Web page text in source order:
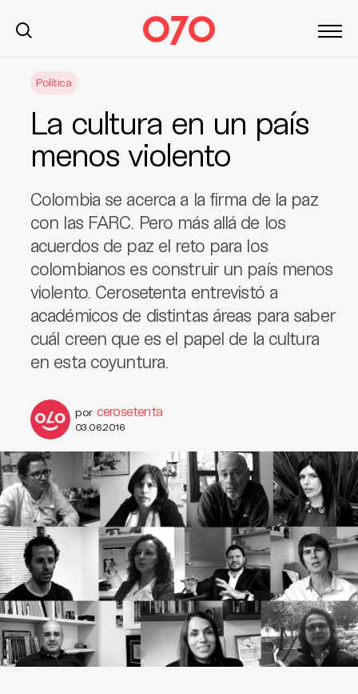
Política
La cultura en un país
menos violento
Colombia se acerca a la firma de la paz
con las FARC. Pero más allá de los
acuerdos de paz el reto para los
colombianos es construir un país menos
violento. Cerosetenta entrevistó a
académicos de distintas áreas para saber
cuál creen que es el papel de la cultura
en esta coyuntura.
por cerosetenta
03.06.2016